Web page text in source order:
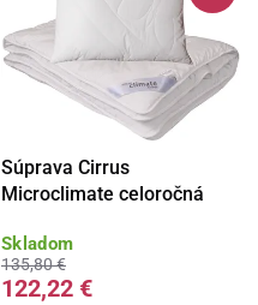
Súprava Cirrus
Microclimate celoročná
Skladom
135,80 €
122,22 €